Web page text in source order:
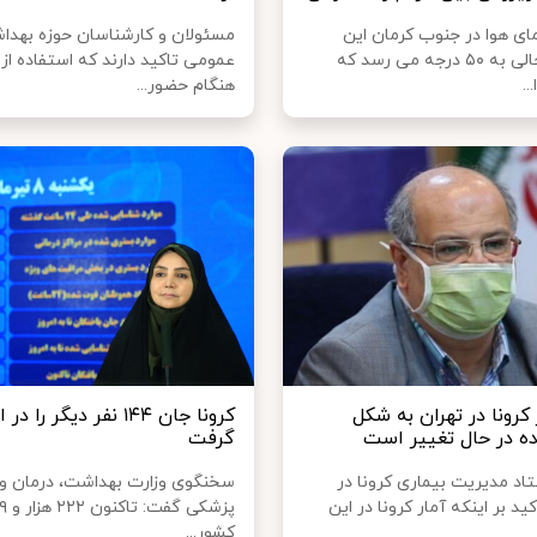
هوا در جنوب کرمان این
روزها در حالی به ۵۰ درجه می رسد که
مسئولان و کارشناسان حوزه
عمومی تاکید دارند که استفاده
هنگام حضور...
کرونا در تهران به شکل
در حال تغییر است
مدیریت بیماری کرونا در
بر اینکه آمار کرونا در این
کرونا جان ۱۴۴ نفر دیگر را
گرفت
سخنگوی وزارت بهداشت، درمان